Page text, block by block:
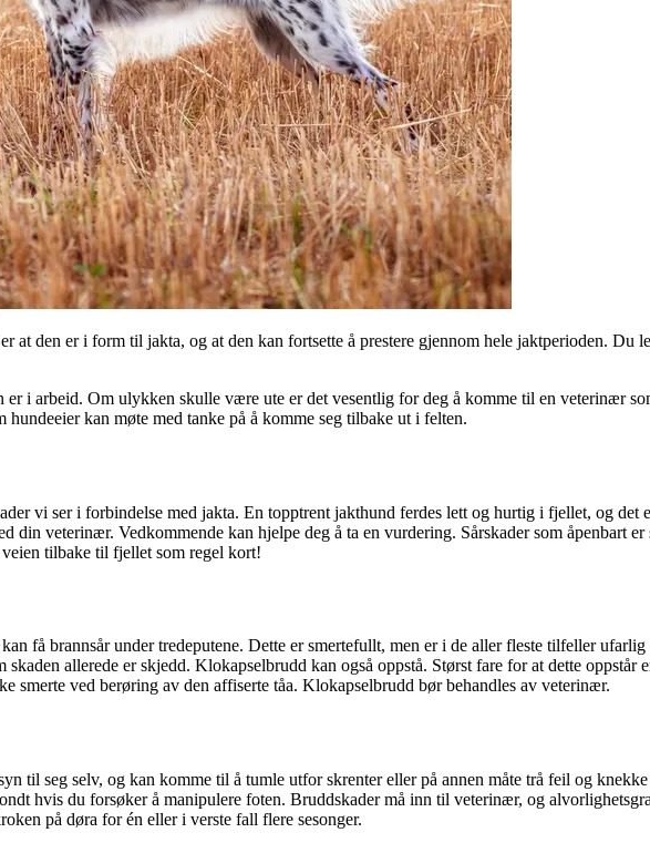
at den er i form til jakta, og at den kan fortsette å prestere gjennom hele jaktperioden.
er i arbeid. Om ulykken skulle være ute er det vesentlig for deg å komme til en veterinær
kan møte med tanke på å komme seg tilbake ut i felten.
vi ser i forbindelse med jakta. En topptrent jakthund ferdes lett og hurtig i fjellet, og
din veterinær. Vedkommende kan hjelpe deg å ta en vurdering. Sårskader som åpenbart
tilbake til fjellet som regel kort!
få brannsår under tredeputene. Dette er smertefullt, men er i de aller fleste tilfeller
skaden allerede er skjedd. Klokapselbrudd kan også oppstå. Størst fare for at dette
smerte ved berøring av den affiserte tåa. Klokapselbrudd bør behandles av veterinær.
til seg selv, og kan komme til å tumle utfor skrenter eller på annen måte trå feil og
hvis du forsøker å manipulere foten. Bruddskader må inn til veterinær, og
på døra for én eller i verste fall flere sesonger.